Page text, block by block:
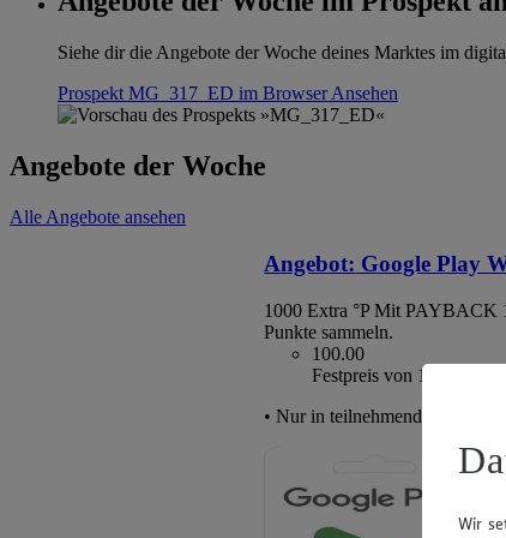
Siehe dir die Angebote der Woche deines Marktes im
Prospekt MG_317_ED im BrowserAnsehen
Angebote der Woche
Alle Angebote ansehen
Angebot: Google Play
1000 Extra °P Mit PAYBACK
Punkte sammeln.
100.00
Festpreis von 100.00€
• Nur in teilnehmenden
Wir